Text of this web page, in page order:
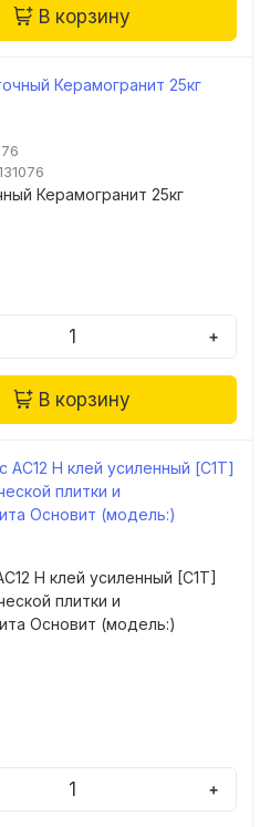
В корзину
Керамогранит 25кг
+
В корзину
H клей усиленный [C1T]
плитки и
Основит (модель:)
+